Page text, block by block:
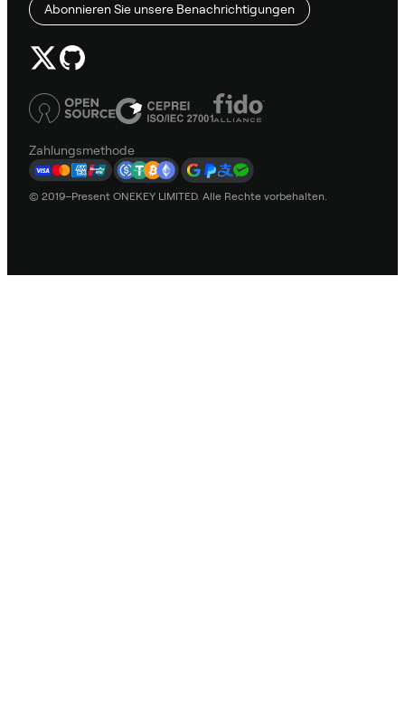
Abonnieren Sie unsere Benachrichtigungen
Zahlungsmethode
© 2019–Present ONEKEY LIMITED. Alle Rechte vorbehalten.